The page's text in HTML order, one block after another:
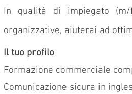
In qualità di impiegato
organizzative, aiuterai ad
Il tuo profilo
Formazione commerciale
Comunicazione sicura in